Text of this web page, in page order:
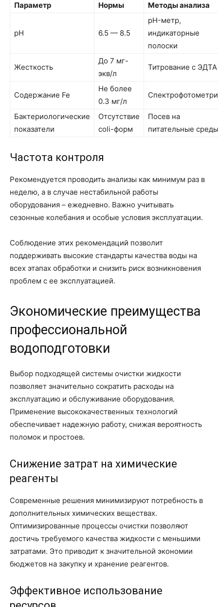
Параметр Нормы Методы анализа
pH 6.5 — 8.5
pH-метр,
индикаторные
полоски
Жесткость
До 7 мг-
экв/л
Титрование с ЭДТА
Содержание Fe
Не более
0.3 мг/л
Бактериологические
показатели
Отсутствие
coli-форм
Посев на
питательные среды
Частота контроля
Рекомендуется проводить анализы как минимум раз в
неделю, а в случае нестабильной работы
оборудования – ежедневно. Важно учитывать
сезонные колебания и особые условия эксплуатации.
Соблюдение этих рекомендаций позволит
поддерживать высокие стандарты качества воды на
всех этапах обработки и снизить риск возникновения
проблем с ее эксплуатацией.
Экономические преимущества
профессиональной
водоподготовки
Выбор подходящей системы очистки жидкости
позволяет значительно сократить расходы на
эксплуатацию и обслуживание оборудования.
Применение высококачественных технологий
обеспечивает надежную работу, снижая вероятность
поломок и простоев.
Снижение затрат на химические
реагенты
Современные решения минимизируют потребность в
дополнительных химических веществах.
Оптимизированные процессы очистки позволяют
достичь требуемого качества жидкости с меньшими
затратами. Это приводит к значительной экономии
бюджетов на закупку и хранение реагентов.
Эффективное использование